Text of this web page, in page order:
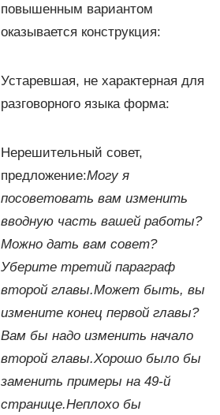
повышенным вариантом
оказывается конструкция:
Устаревшая, не характерная для
разговорного языка форма:
Нерешительный совет,
предложение:Могу я
посоветовать вам изменить
вводную часть вашей работы?
Можно дать вам совет?
Уберите третий параграф
второй главы.Может быть, вы
измените конец первой главы?
Вам бы надо изменить начало
второй главы.Хорошо было бы
заменить примеры на 49-й
странице.Неплохо бы